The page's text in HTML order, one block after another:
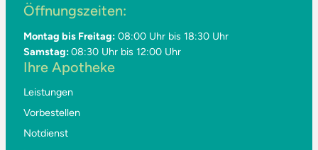
Öffnungszeiten:
Montag bis Freitag: 08:00 Uhr bis 18:30 Uhr
Samstag:08:30 Uhr bis 12:00 Uhr
Ihre Apotheke
Leistungen
Vorbestellen
Notdienst